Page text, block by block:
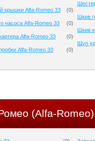
крышки Alfa-Romeo 33 (0)
насоса Alfa-Romeo 33 (0)
Alfa-Romeo 33 (0)
Alfa-Romeo 33 (0)
Шкив
Шкив
Щуп
(Alfa-Romeo)